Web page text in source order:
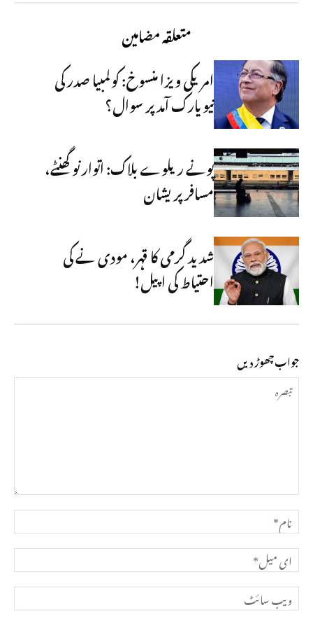
متعلقہ مضامین
امریکی ویزا منسوخ: کولمبیا صدر کی
نیویارک آمد پر سوال؟
پونے ریلوے بلاک: اتوار نو گھنٹے،
مسافر پریشان
شدید گرمی کا قہر، مودی نے کی
احتیاط کی اپیل!
جواب چھوڑ دیں
تبصرہ
نام*
ای
میل*
ویب
سائٹ